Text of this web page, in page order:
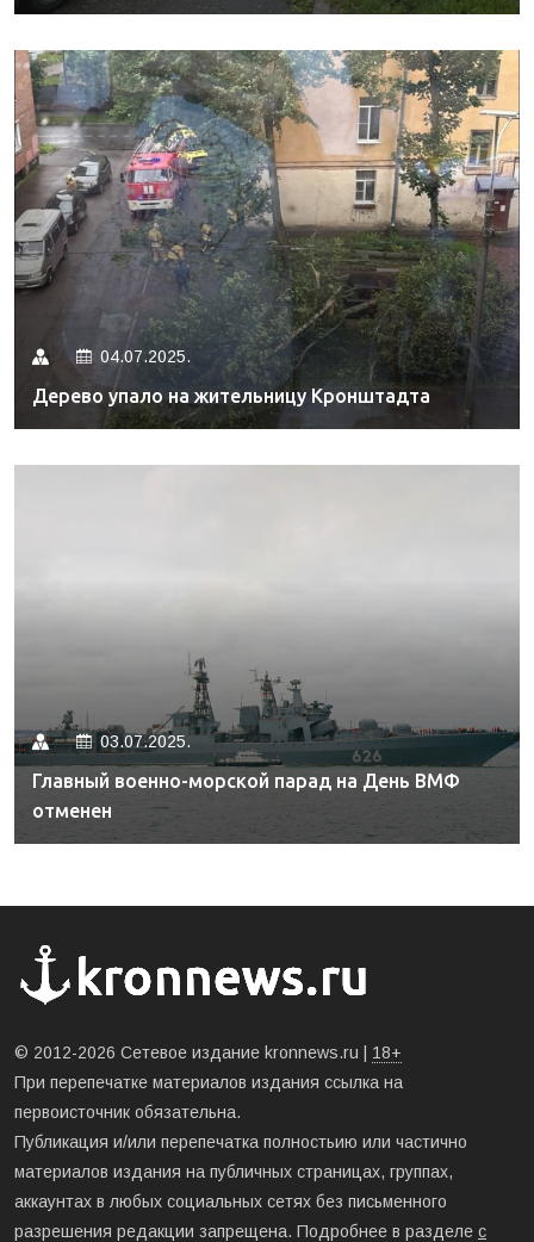
04.07.2025.
Дерево упало на жительницу Кронштадта
03.07.2025.
Главный военно-морской парад на День ВМФ
отменен
© 2012-2026 Сетевое издание kronnews.ru | 18+
При перепечатке материалов издания ссылка на
первоисточник обязательна.
Публикация и/или перепечатка полностьию или частично
материалов издания на публичных страницах, группах,
аккаунтах в любых социальных сетях без письменного
разрешения редакции запрещена. Подробнее в разделе с